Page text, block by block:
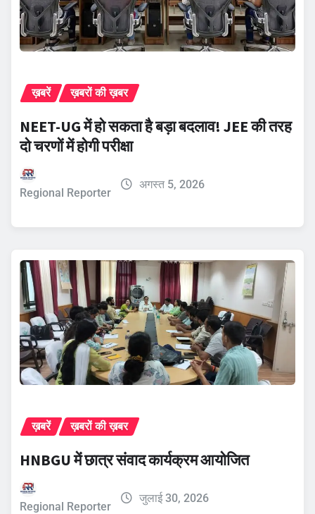
ख़बरें ख़बरों की ख़बर
NEET-UG में हो सकता है बड़ा बदलाव! JEE की तरह
दो चरणों में होगी परीक्षा
Regional Reporter
अगस्त 5, 2026
ख़बरें ख़बरों की ख़बर
HNBGU में छात्र संवाद कार्यक्रम आयोजित
Regional Reporter
जुलाई 30, 2026